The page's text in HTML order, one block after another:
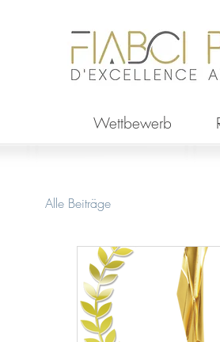
Wettbewerb
Alle Beiträge